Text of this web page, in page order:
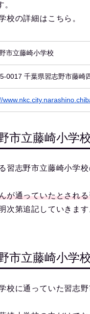
校の詳細はこちら。
市立藤崎小学校
0017 千葉県習志野市藤崎
市立藤崎小学
習志野市立藤崎小学
が通っていたとされ
次第追記していきます
市立藤崎小学
校に通っていた習志